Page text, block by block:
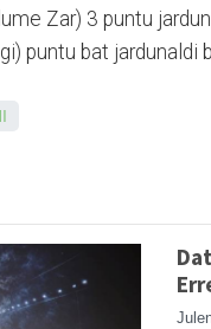
Zar) 3 puntu
puntu bat jardunaldi